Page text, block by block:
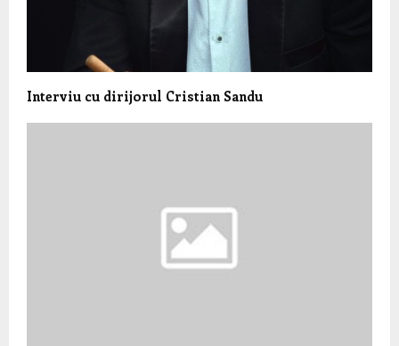
Interviu cu dirijorul Cristian Sandu